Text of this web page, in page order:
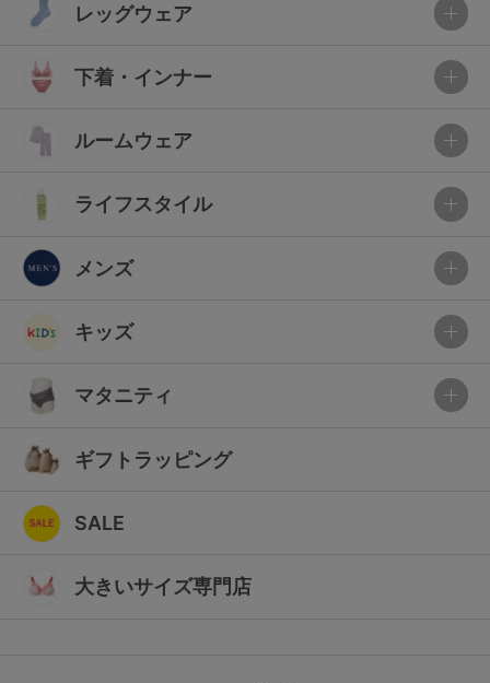
レッグウェア
下着・インナー
ルームウェア
ライフスタイル
メンズ
キッズ
マタニティ
ギフトラッピング
SALE
大きいサイズ専門店